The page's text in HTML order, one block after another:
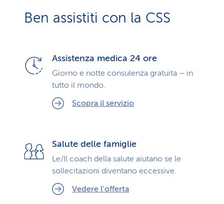
Ben assistiti con la CSS
Assistenza medica 24 ore
Giorno e notte consulenza gratuita – in
tutto il mondo.
Scopra il servizio
Salute delle famiglie
Le/Il coach della salute aiutano se le
sollecitazioni diventano eccessive.
Vedere l’offerta